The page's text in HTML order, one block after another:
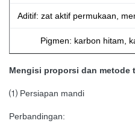
Aditif: zat aktif permukaan,
Pigmen: karbon hitam,
Mengisi proporsi dan metode
⑴ Persiapan mandi
Perbandingan: